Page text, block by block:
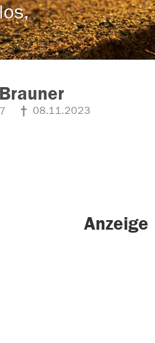
08.11.2023
Anzeige